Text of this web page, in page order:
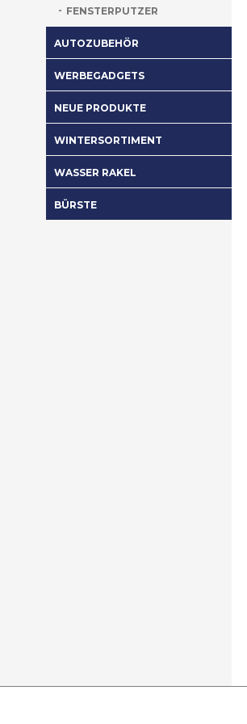
FENSTERPUTZER
AUTOZUBEHÖR
WERBEGADGETS
NEUE PRODUKTE
WINTERSORTIMENT
WASSER RAKEL
BÜRSTE